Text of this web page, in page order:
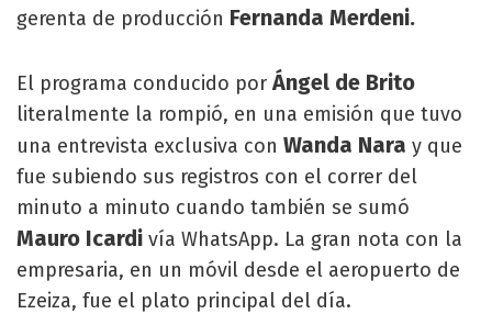
gerenta de producción Fernanda Merdeni.
El programa conducido porÁngel de Brito
literalmente la rompió, en una emisión que tuvo
una entrevista exclusiva con Wanda Nara y que
fue subiendo sus registros con el correr del
minuto a minuto cuando también se sumó
Mauro Icardi vía WhatsApp. La gran nota con la
empresaria, en un móvil desde el aeropuerto de
Ezeiza, fue el plato principal del día.